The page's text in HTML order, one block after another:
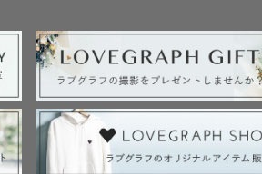
おります！
さい💌
ご負担いただける場合は対応可
フォトはお受けしておりません。